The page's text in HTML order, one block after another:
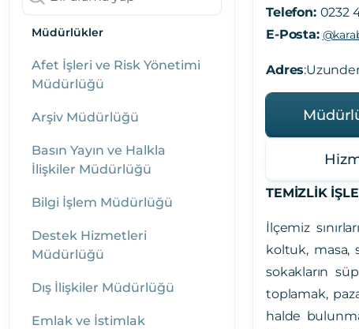
Müdürlükler
Afet İşleri ve Risk Yönetimi
Müdürlüğü
Arşiv Müdürlüğü
Basın Yayın ve Halkla
İlişkiler Müdürlüğü
Bilgi İşlem Müdürlüğü
Destek Hizmetleri
Müdürlüğü
Dış İlişkiler Müdürlüğü
Emlak ve İstimlak
Telefon: 0232
E-Posta:
Adres
TEMİZLİK
İlçemiz
koltuk, masa,
sokakların
toplamak,
halde